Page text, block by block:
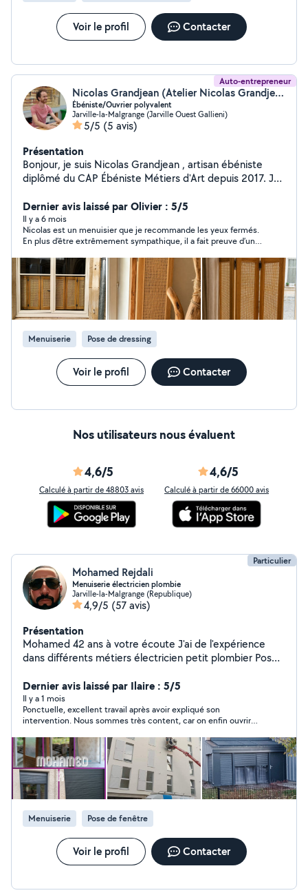
Voir le profil Contacter
Auto-entrepreneur
Nicolas Grandjean (Atelier Nicolas Grandjean)
Ébéniste/Ouvrier polyvalent
Jarville-la-Malgrange (Jarville Ouest Gallieni)
5/5 (5 avis)
Présentation
Bonjour, je suis Nicolas Grandjean , artisan ébéniste
diplômé du CAP Ébéniste Métiers d'Art depuis 2017. Je
menuiserie/ébénisterie, qu'il s'agisse de créations
uniques, de rénovations ou de réparations. Je vous
accompagne pour donner vie à vos idées avec un travail
précis et soigné.
Dernier avis laissé par Olivier : 5/5
Il y a 6 mois
Nicolas est un menuisier que je recommande les yeux fermés.
En plus d’être extrêmement sympathique, il a fait preuve d’un
méticuleux et réfléchi, il a su relever un défi de taille avec brio.
La réalisation finale dépasse largement nos attentes. Un vrai
PRO, merci encore !
Menuiserie Pose de dressing
Voir le profil Contacter
Nos utilisateurs nous évaluent
4,6/5
Calculé à partir de 48803 avis
4,6/5
Calculé à partir de 66000 avis
Particulier
Mohamed Rejdali
Menuiserie électricien plombie
Jarville-la-Malgrange (Republique)
4,9/5 (57 avis)
Présentation
Mohamed 42 ans à votre écoute J'ai de l'expérience
dans différents métiers électricien petit plombier Pose
ITE clôture portail e portillon une première visite avant
de commencer les travaux
Dernier avis laissé par Ilaire : 5/5
Il y a 1 mois
Ponctuelle, excellent travail après avoir expliqué son
intervention. Nous sommes très content, car on enfin ouvrir
changer n'était pas celle d'origine, pourtant il a réussi. Bravo
Mohamed 👏👏👏
Menuiserie Pose de fenêtre
Voir le profil Contacter